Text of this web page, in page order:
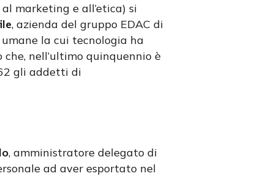
marketing e all’etica) si
, azienda del gruppo EDAC di
la cui tecnologia ha
nell’ultimo quinquennio è
gli addetti di
, amministratore delegato di
ad aver esportato nel